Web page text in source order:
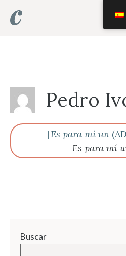
Pedro
[Es para mí un
Es para mí
Buscar